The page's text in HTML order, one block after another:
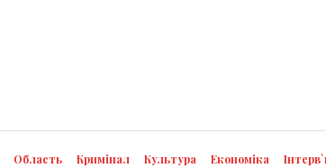
Область Кримінал Культура Економіка